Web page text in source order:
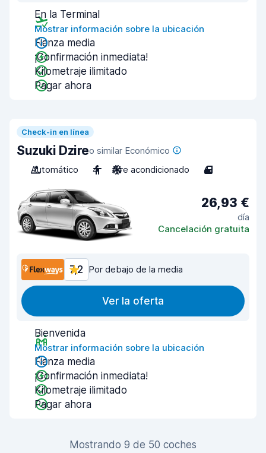
En la Terminal
Mostrar información sobre la ubicación
Fianza media
¡Confirmación inmediata!
Kilometraje ilimitado
Pagar ahora
Check-in en línea
Suzuki Dzireo similar Económico
Automático
4 Aire acondicionado 4
26,93 €
día
Cancelación gratuita
7,2 Por debajo de la media
Ver la oferta
Bienvenida
Mostrar información sobre la ubicación
Fianza media
¡Confirmación inmediata!
Kilometraje ilimitado
Pagar ahora
Mostrando 9 de 50 coches